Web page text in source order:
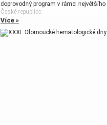
doprovodný program v rámci
České republice.
Tak zase za rok na viděnou přátelé.
Více »